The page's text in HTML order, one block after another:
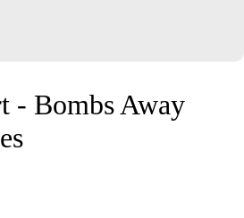
- Bombs Away